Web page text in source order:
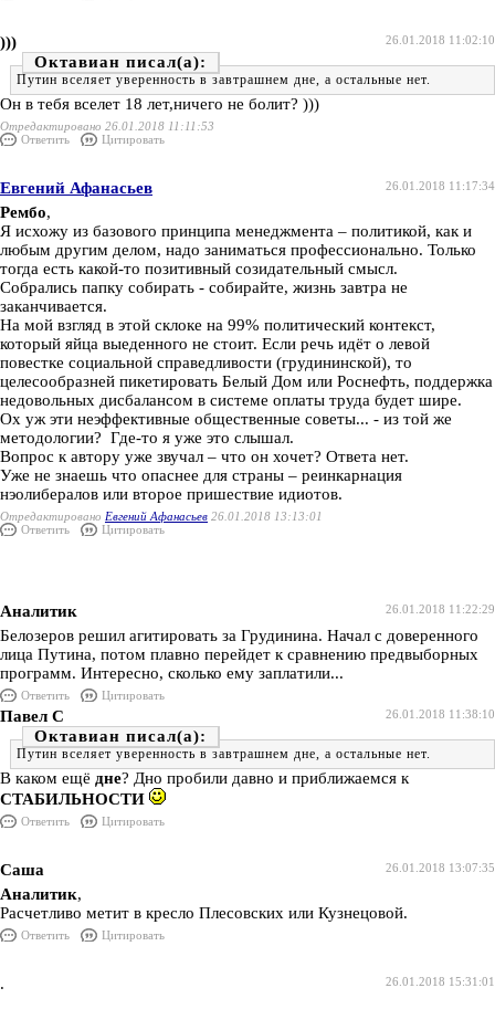
26.01.2018 11:02:10
)))
Октавиан
Путин вселяет уверенность в завтрашнем дне, а остальные нет.
Он в тебя вселет 18 лет,ничего не болит? )))
Отредактировано 26.01.2018 11:11:53
Ответить
Цитировать
26.01.2018 11:17:34
Евгений Афанасьев
Рембо,
Я исхожу из базового принципа менеджмента – политикой, как и
любым другим делом, надо заниматься профессионально. Только
тогда есть какой-то позитивный созидательный смысл.
Собрались папку собирать - собирайте, жизнь завтра не
заканчивается.
На мой взгляд в этой склоке на 99% политический контекст,
который яйца выеденного не стоит. Если речь идёт о левой
повестке социальной справедливости (грудининской), то
целесообразней пикетировать Белый Дом или Роснефть, поддержка
недовольных дисбалансом в системе оплаты труда будет шире.
Ох уж эти неэффективные общественные советы... - из той же
методологии? Где-то я уже это слышал.
Вопрос к автору уже звучал – что он хочет? Ответа нет.
Уже не знаешь что опаснее для страны – реинкарнация
нэолибералов или второе пришествие идиотов.
Отредактировано Евгений Афанасьев 26.01.2018 13:13:01
Ответить
Цитировать
26.01.2018 11:22:29
Аналитик
Белозеров решил агитировать за Грудинина. Начал с доверенного
лица Путина, потом плавно перейдет к сравнению предвыборных
программ. Интересно, сколько ему заплатили...
Ответить
Цитировать
26.01.2018 11:38:10
Павел С
Октавиан
Путин вселяет уверенность в завтрашнем дне, а остальные нет.
В каком ещё дне? Дно пробили давно и приближаемся к
СТАБИЛЬНОСТИ
Ответить Цитировать
26.01.2018 13:07:35
Саша
Аналитик,
Расчетливо метит в кресло Плесовских или Кузнецовой.
Ответить Цитировать
26.01.2018 15:31:01
.